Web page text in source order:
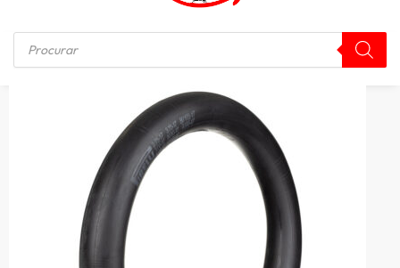
Início / CAMARAS